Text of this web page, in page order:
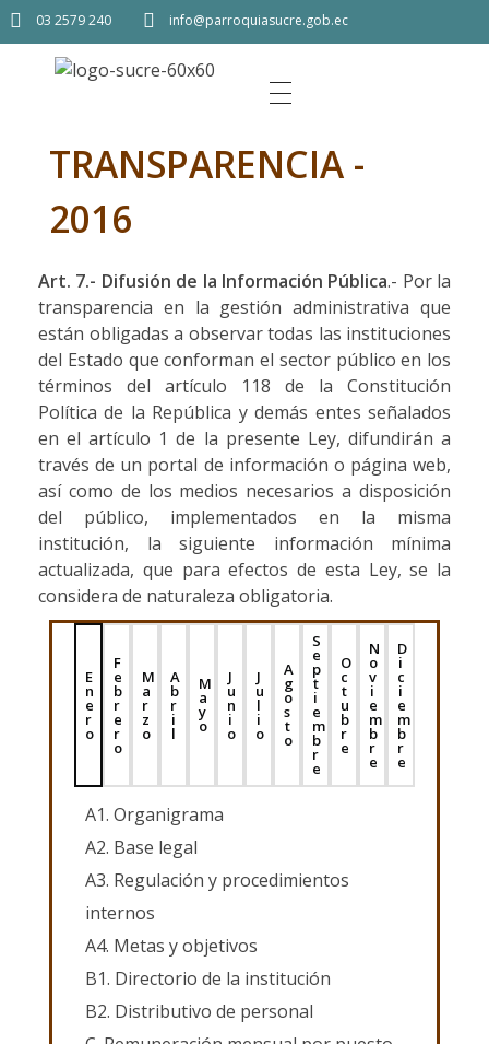
03 2579 240 info@parroquiasucre.gob.ec
TRANSPARENCIA -
2016
Art. 7.- Difusión de la Información Pública.- Por la
transparencia en la gestión administrativa que
están obligadas a observar todas las instituciones
del Estado que conforman el sector público en los
términos del artículo 118 de la Constitución
Política de la República y demás entes señalados
en el artículo 1 de la presente Ley, difundirán a
través de un portal de información o página web,
así como de los medios necesarios a disposición
del público, implementados en la misma
institución, la siguiente información mínima
actualizada, que para efectos de esta Ley, se la
considera de naturaleza obligatoria.
E
n
e
r
o
F
e
b
r
e
r
o
M
a
r
z
o
A
b
r
i
l
M
a
y
o
J
u
n
i
o
J
u
l
i
o
A
g
o
s
t
o
S
e
p
t
i
e
m
b
r
e
O
c
t
u
b
r
e
N
o
v
i
e
m
b
r
e
D
i
c
i
e
m
b
r
e
A1. Organigrama
A2. Base legal
A3. Regulación y procedimientos
internos
A4. Metas y objetivos
B1. Directorio de la institución
B2. Distributivo de personal